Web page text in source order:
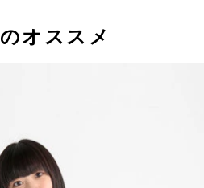
オススメ